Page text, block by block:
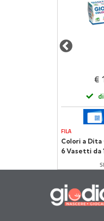
€
FILA
Colori a
6 Vasetti da